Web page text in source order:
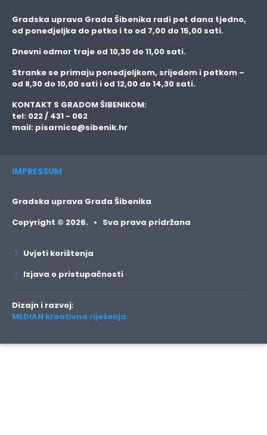
Gradska uprava Grada Šibenika radi pet dana tjedno,
od ponedjeljka do petka i to od 7,00 do 15,00 sati.
Dnevni odmor traje od 10,30 do 11,00 sati.
Stranke se primaju ponedjeljkom, srijedom i petkom –
od 8,30 do 10,00 sati i od 12,00 do 14,30 sati.
KONTAKT S GRADOM ŠIBENIKOM:
tel: 022 / 431 - 062
mail: pisarnica@sibenik.hr
IMPRESSUM
Gradska uprava Grada Šibenika
Copyright © 2026. • Sva prava pridržana
Uvjeti korištenja
Izjava o pristupačnosti
Dizajn i razvoj:
MEDIAN kreativna riješenja